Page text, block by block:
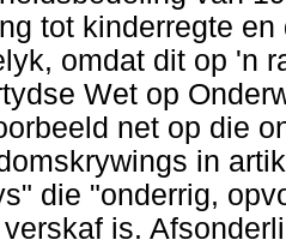
tot kinderregte
omdat dit op 'n
Wet op
net op die
in
die "onderrig,
is.